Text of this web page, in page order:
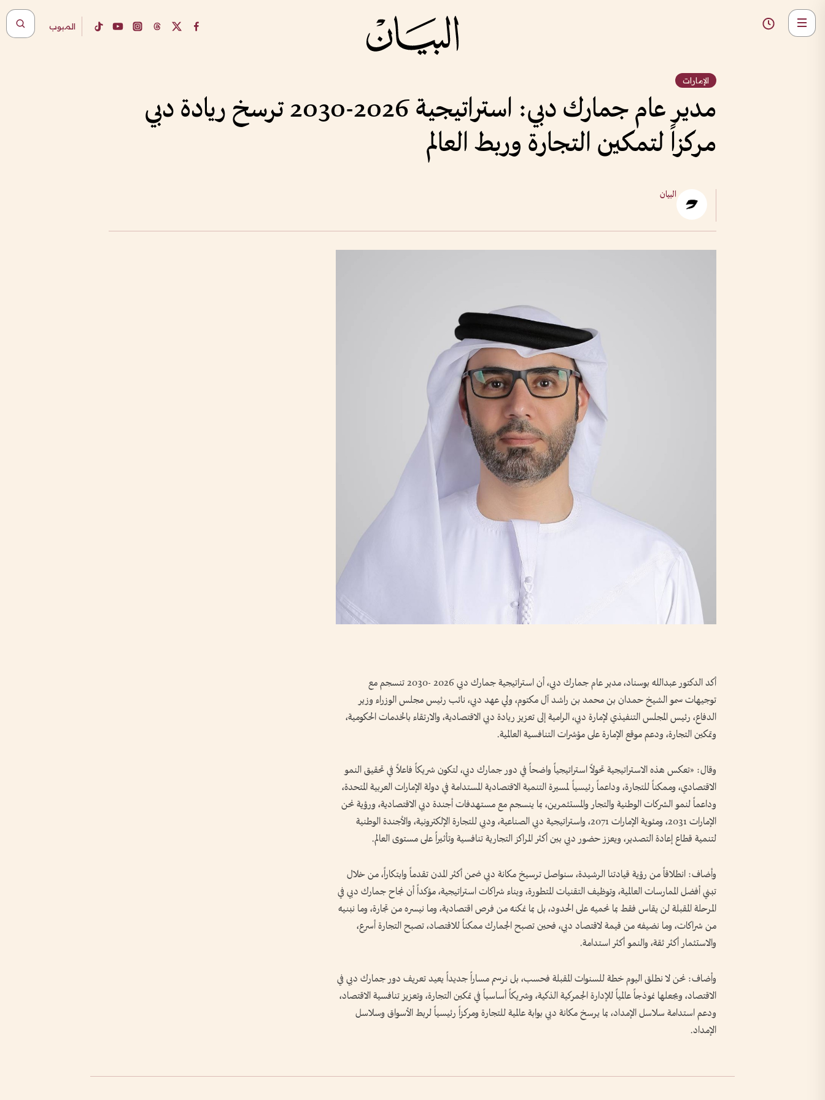
المبوب
الإمارات
مدير عام جمارك دبي: استراتيجية 2026-2030 ترسخ ريادة دبي
مركزاً لتمكين التجارة وربط العالم
البيان
أكد الدكتور عبدالله بوسناد، مدير عام جمارك دبي، أن استراتيجية جمارك دبي 2026 -2030 تنسجم مع
توجيهات سمو الشيخ حمدان بن محمد بن راشد آل مكتوم، ولي عهد دبي، نائب رئيس مجلس الوزراء وزير
الدفاع، رئيس المجلس التنفيذي لإمارة دبي، الرامية إلى تعزيز ريادة دبي الاقتصادية، والارتقاء بالخدمات الحكومية،
وتمكين التجارة، ودعم موقع الإمارة على مؤشرات التنافسية العالمية.
وقال: «تعكس هذه الاستراتيجية تحولاً استراتيجياً واضحاً في دور جمارك دبي، لتكون شريكاً فاعلاً في تحقيق النمو
الاقتصادي، وممكناً للتجارة، وداعماً رئيسياً لمسيرة التنمية الاقتصادية المستدامة في دولة الإمارات العربية المتحدة،
وداعماً لنمو الشركات الوطنية والتجار والمستثمرين، بما ينسجم مع مستهدفات أجندة دبي الاقتصادية، ورؤية نحن
الإمارات 2031، ومئوية الإمارات 2071، واستراتيجية دبي الصناعية، ودبي للتجارة الإلكترونية، والأجندة الوطنية
لتنمية قطاع إعادة التصدير، ويعزز حضور دبي بين أكثر المراكز التجارية تنافسية وتأثيراً على مستوى العالم.
وأضاف: انطلاقاً من رؤية قيادتنا الرشيدة، سنواصل ترسيخ مكانة دبي ضمن أكثر المدن تقدماً وابتكاراً، من خلال
تبني أفضل الممارسات العالمية، وتوظيف التقنيات المتطورة، وبناء شراكات استراتيجية، مؤكداً أن نجاح جمارك دبي في
المرحلة المقبلة لن يقاس فقط بما نحميه على الحدود، بل بما نمكنه من فرص اقتصادية، وما نيسره من تجارة، وما نبنيه
من شراكات، وما نضيفه من قيمة لاقتصاد دبي، فحين تصبح الجمارك ممكناً للاقتصاد، تصبح التجارة أسرع،
والاستثمار أكثر ثقة، والنمو أكثر استدامة.
وأضاف: نحن لا نطلق اليوم خطة للسنوات المقبلة فحسب، بل نرسم مساراً جديداً يعيد تعريف دور جمارك دبي في
الاقتصاد، ويجعلها نموذجاً عالمياً للإدارة الجمركية الذكية، وشريكاً أساسياً في تمكين التجارة، وتعزيز تنافسية الاقتصاد،
ودعم استدامة سلاسل الإمداد، بما يرسخ مكانة دبي بوابة عالمية للتجارة ومركزاً رئيسياً لربط الأسواق وسلاسل
الإمداد.